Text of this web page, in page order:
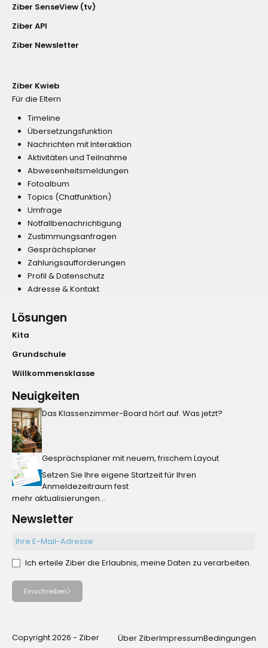
Ziber SenseView (tv)
Ziber API
Ziber Newsletter
Ziber Kwieb
Für die Eltern
Timeline
Übersetzungsfunktion
Nachrichten mit Interaktion
Aktivitäten und Teilnahme
Abwesenheitsmeldungen
Fotoalbum
Topics (Chatfunktion)
Umfrage
Notfallbenachrichtigung
Zustimmungsanfragen
Gesprächsplaner
Zahlungsaufforderungen
Profil & Datenschutz
Adresse & Kontakt
Lösungen
Kita
Grundschule
Willkommensklasse
Neuigkeiten
Das Klassenzimmer-Board hört auf. Was jetzt?
Gesprächsplaner mit neuem, frischem Layout
Setzen Sie Ihre eigene Startzeit für Ihren
Anmeldezeitraum fest
mehr aktualisierungen...
Newsletter
Ich erteile Ziber die Erlaubnis, meine Daten zu verarbeiten.
Einschreiben
Copyright 2026 - Ziber Über ZiberImpressumBedingungen